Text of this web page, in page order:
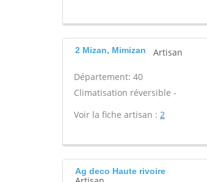
2 Mizan, Mimizan Artisan
Département: 40
Climatisation réversible -
Voir la fiche artisan : 2
Ag deco Haute rivoire